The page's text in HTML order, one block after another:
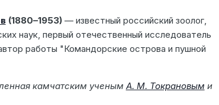
(1880–1953)— известный российский зоолог,
наук, первый отечественный исследователь
работы "Командорские острова и пушной
камчатским ученым А. М. Токрановым и